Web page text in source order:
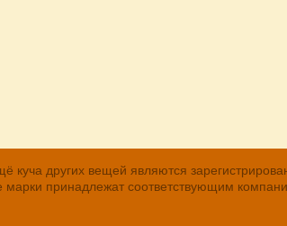
других вещей являются
марки принадлежат соответствующим